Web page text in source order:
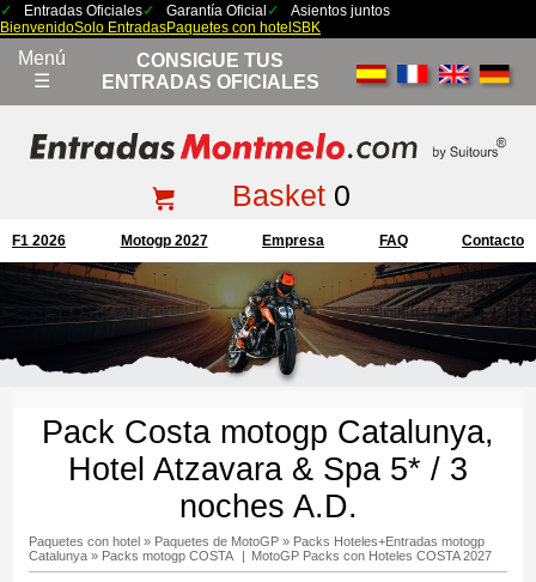
Entradas Oficiales Garantía Oficial
Asientos juntos
BienvenidoSolo EntradasPaquetes con hotel SBK
Menú
☰
CONSIGUE TUS
ENTRADAS OFICIALES
Basket0
F1 2026 Motogp 2027 Empresa FAQ Contacto
Pack Costa motogp Catalunya,
Hotel Atzavara & Spa 5* / 3
noches A.D.
Paquetes con hotel » Paquetes de MotoGP» Packs Hoteles+Entradas motogp
Catalunya» Packs motogp COSTA MotoGP Packs con Hoteles COSTA 2027